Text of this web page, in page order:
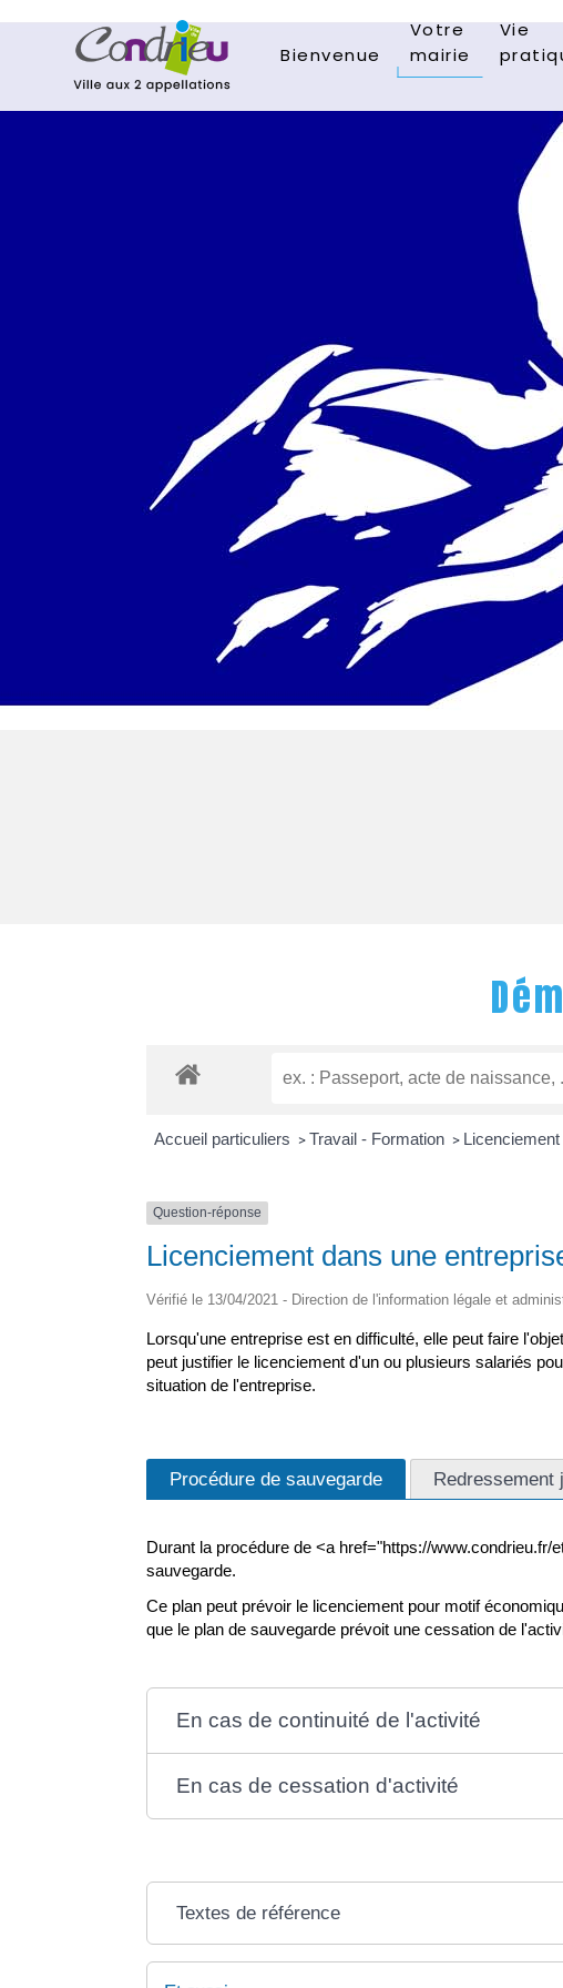
Bienvenue
Votre
mairie
Vie
Accueil particuliers > Travail - Formation >
Question-réponse
Licenciement dans une
Vérifié le 13/04/2021 - Direction de l'information légale et
Lorsqu'une entreprise est en difficulté, elle peut faire
peut justifier le licenciement d'un ou plusieurs salariés
situation de l'entreprise.
Procédure de sauvegarde Redressement
Durant la procédure de <a href="https://
sauvegarde.
Ce plan peut prévoir le licenciement pour motif
que le plan de sauvegarde prévoit une cessation de
En cas de continuité de l'activité
En cas de cessation d'activité
Textes de référence